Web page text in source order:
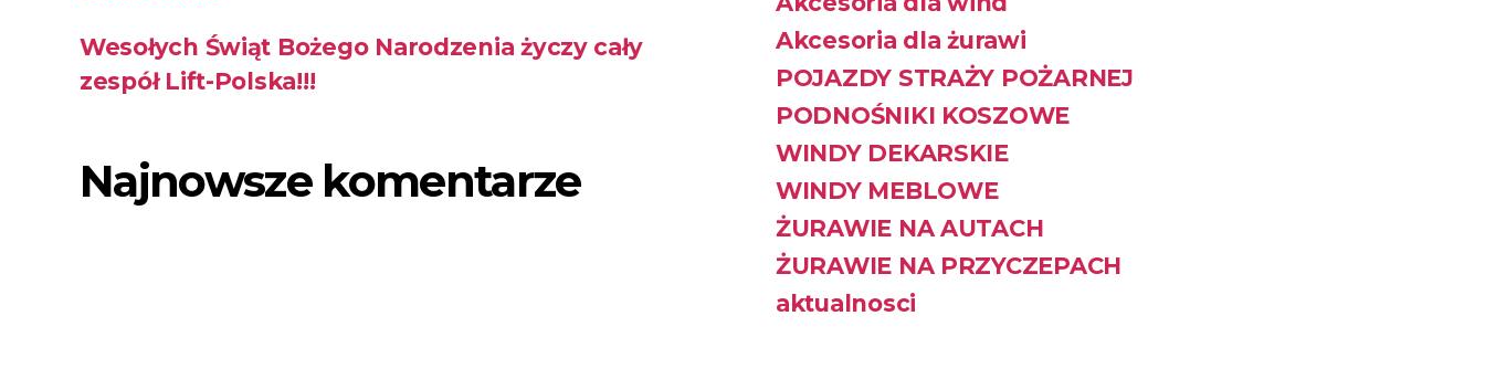
Wesołych Świąt Bożego Narodzenia życzy cały
zespół Lift-Polska!!!
Najnowsze komentarze
Akcesoria dla żurawi
POJAZDY STRAŻY POŻARNEJ
PODNOŚNIKI KOSZOWE
WINDY DEKARSKIE
WINDY MEBLOWE
ŻURAWIE NA AUTACH
ŻURAWIE NA PRZYCZEPACH
aktualnosci